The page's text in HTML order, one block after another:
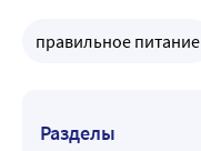
правильное питание
Разделы